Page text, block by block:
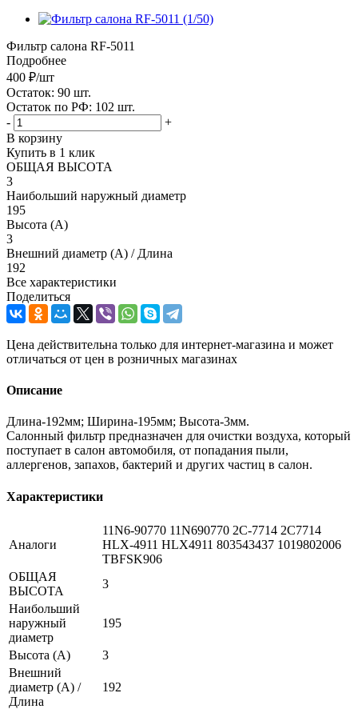
Фильтр салона RF-5011
Подробнее
400 ₽/шт
Остаток: 90 шт.
Остаток по РФ: 102 шт.
-
+
В корзину
Купить в 1 клик
ОБЩАЯ ВЫСОТА
3
Наибольший наружный диаметр
195
Высота (А)
3
Внешний диаметр (А) / Длина
192
Все характеристики
Поделиться
Цена действительна только для интернет-магазина и может
отличаться от цен в розничных магазинах
Описание
Длина-192мм; Ширина-195мм; Высота-3мм.
Салонный фильтр предназначен для очистки воздуха, который
поступает в салон автомобиля, от попадания пыли,
аллергенов, запахов, бактерий и других частиц в салон.
Характеристики
Аналоги
11N6-90770 11N690770 2C-7714 2C7714
HLX-4911 HLX4911 803543437 1019802006
TBFSK906
ОБЩАЯ
ВЫСОТА
3
Наибольший
наружный
диаметр
195
Высота (А)
3
Внешний
диаметр (А) /
Длина
192